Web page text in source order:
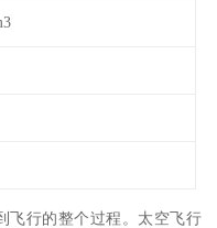
飞行的整个过程。太空飞行